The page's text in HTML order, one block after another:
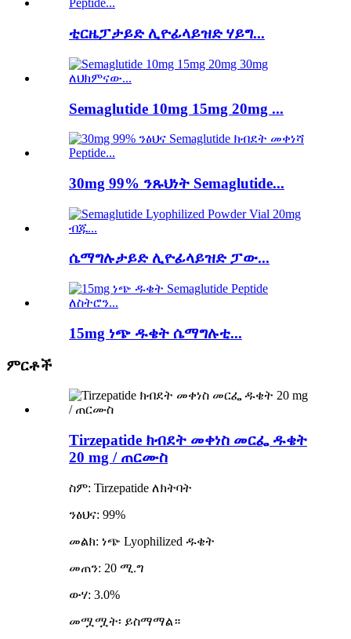
ቲርዜፓታይድ ሊዮፊላይዝድ ሃይግ...
Semaglutide 10mg 15mg 20mg ...
30mg 99% ንጹህነት Semaglutide...
ሴማግሉታይድ ሊዮፊላይዝድ ፓው...
15mg ነጭ ዱቄት ሴማግሉቲ...
ምርቶች
Tirzepatide ክብደት መቀነስ መርፌ ዱቄት
20 mg / ጠርሙስ
ስም: Tirzepatide ለክትባት
ንፅህና: 99%
መልክ: ነጭ Lyophilized ዱቄት
መጠን: 20 ሚ.ግ
ውሃ: 3.0%
መሟሟት፡ ይስማማል።